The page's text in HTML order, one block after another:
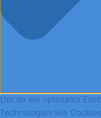
Um dir ein optimales
Technologien wie